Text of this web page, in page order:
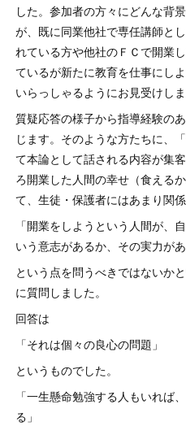
した。参加者の方々にどんな背
が、既に同業他社で専任講師と
れている方や他社のＦＣで開業
ているが新たに教育を仕事にし
いらっしゃるようにお見受けしま
質疑応答の様子から指導経験の
じます。そのような方たちに、
て本論として話される内容が集
ろ開業した人間の幸せ（食える
て、生徒・保護者にはあまり関
「開業をしようという人間が、
いう意志があるか、その実力が
という点を問うべきではないか
に質問しました。
回答は
「それは個々の良心の問題」
というものでした。
「一生懸命勉強する人もいれば
る」